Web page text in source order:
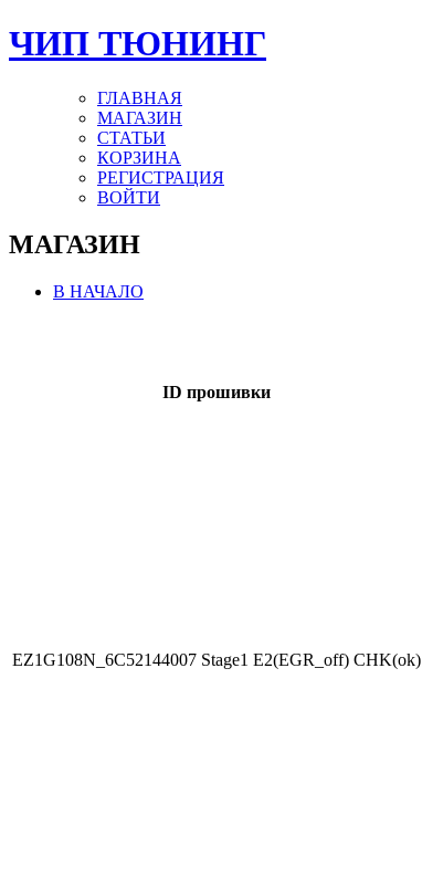
ЧИП ТЮНИНГ
ГЛАВНАЯ
МАГАЗИН
СТАТЬИ
КОРЗИНА
РЕГИСТРАЦИЯ
ВОЙТИ
МАГАЗИН
В НАЧАЛО
ID прошивки
EZ1G108N_6C52144007 Stage1 E2(EGR_off) CHK(ok)